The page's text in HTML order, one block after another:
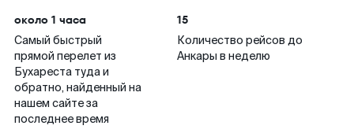
около 1 часа
Самый быстрый
прямой перелет из
Бухареста туда и
обратно, найденный на
нашем сайте за
последнее время
15
Количество рейсов до
Анкары в неделю